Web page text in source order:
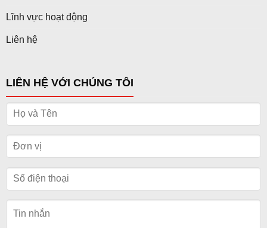
Lĩnh vực hoạt động
Liên hệ
LIÊN HỆ VỚI CHÚNG TÔI